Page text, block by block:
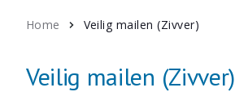
Home Veilig mailen (Zivver)
Veilig mailen (Zivver)